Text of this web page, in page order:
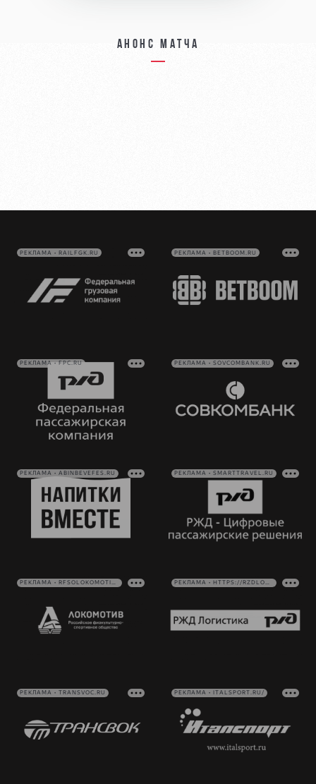
Анонс матча
РЕКЛАМА • RAILFGK.RU РЕКЛАМА • BETBOOM.RU
РЕКЛАМА • FPC.RU РЕКЛАМА • SOVCOMBANK.RU
РЕКЛАМА • ABINBEVEFES.RU РЕКЛАМА • SMARTTRAVEL.RU
РЕКЛАМА • RFSOLOKOMOTIV.RU РЕКЛАМА • HTTPS://RZDLOG.RU/
РЕКЛАМА • TRANSVOC.RU РЕКЛАМА • ITALSPORT.RU/